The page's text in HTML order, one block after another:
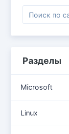
Разделы
Microsoft
Linux